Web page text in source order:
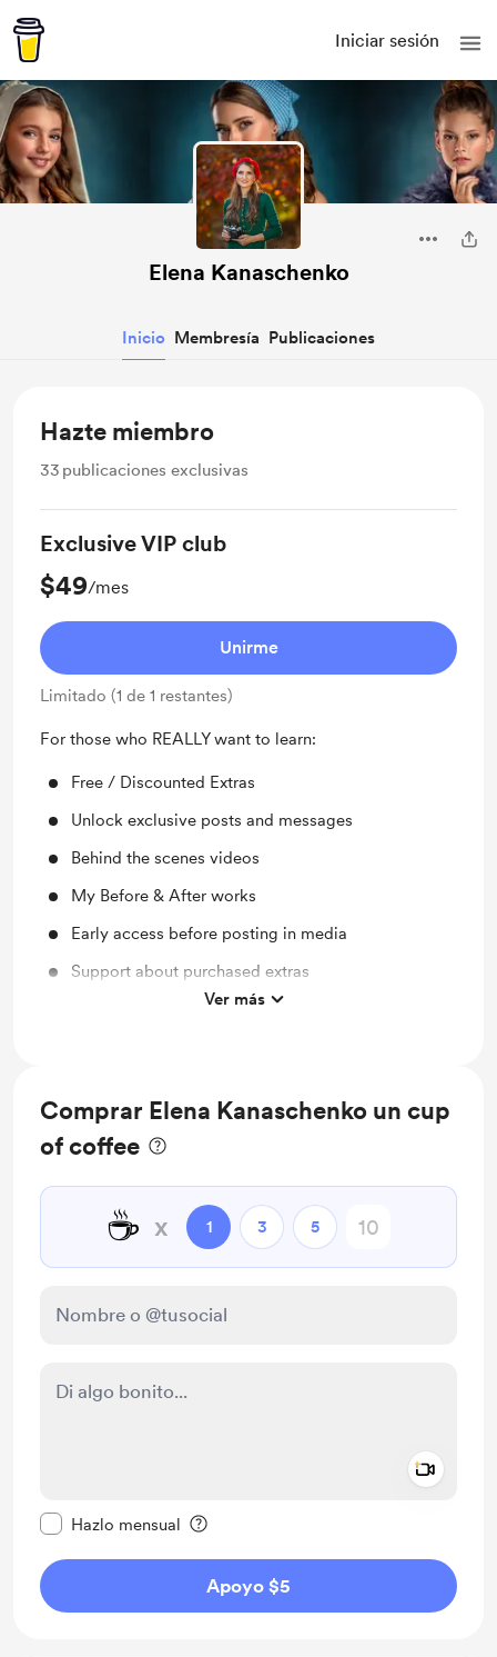
Iniciar sesión
Elena Kanaschenko
Inicio Membresía Publicaciones
Hazte miembro
33 publicaciones exclusivas
Exclusive VIP club
$49/mes
Unirme
Limitado (1 de 1 restantes)
For those who REALLY want to learn:
Free / Discounted Extras
Unlock exclusive posts and messages
Behind the scenes videos
My Before & After works
Early access before posting in media
Support about purchased extras
Support me on a monthly basis
Ver más
Comprar Elena Kanaschenko un cup
of coffee
☕ x 1 3 5
Hazlo mensual
Apoyo $5